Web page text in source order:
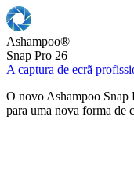
Ashampoo®
Snap Pro 26
A captura de ecrã
O novo Ashampoo Snap
para uma nova forma de